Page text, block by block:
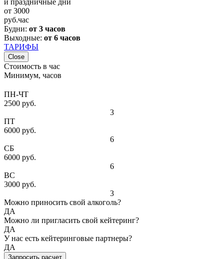
от 3000
руб.час
Будни: от 3 часов
Выходные: от 6 часов
ТАРИФЫ
Close
Стоимость в час
Минимум, часов
ПН-ЧТ
2500 руб.
3
ПТ
6000 руб.
6
СБ
6000 руб.
6
ВС
3000 руб.
3
Можно приносить свой алкоголь?
ДА
Можно ли пригласить свой кейтеринг?
ДА
У нас есть кейтеринговые партнеры?
ДА
Запросить расчет